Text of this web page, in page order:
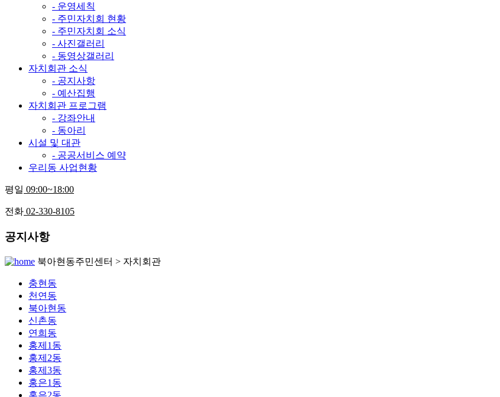
- 운영세칙
- 주민자치회 현황
- 주민자치회 소식
- 사진갤러리
- 동영상갤러리
자치회관 소식
- 공지사항
- 예산집행
자치회관 프로그램
- 강좌안내
- 동아리
시설 및 대관
- 공공서비스 예약
우리동 사업현황
평일 09:00~18:00
전화 02-330-8105
공지사항
북아현동주민센터 > 자치회관
충현동
천연동
북아현동
신촌동
연희동
홍제1동
홍제2동
홍제3동
홍은1동
홍은2동